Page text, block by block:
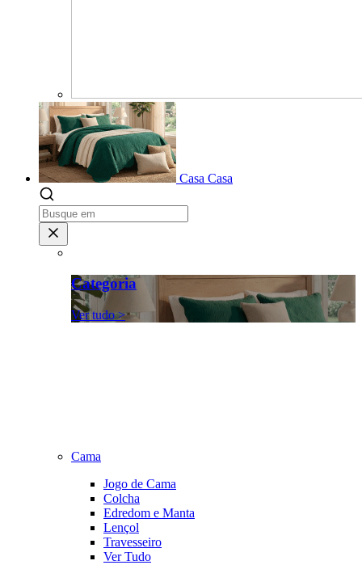
Casa Casa
Categoria
Ver tudo >
Cama
Jogo de Cama
Colcha
Edredom e Manta
Lençol
Travesseiro
Ver Tudo